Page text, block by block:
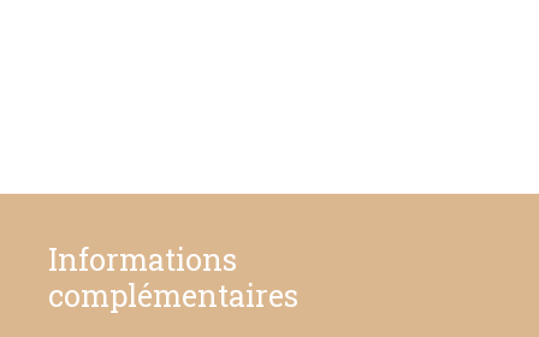
Informations
complémentaires